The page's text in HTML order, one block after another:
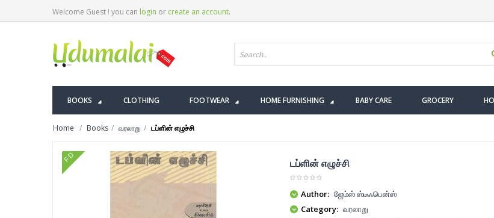
Welcome Guest ! you can login or create an account.
BOOKS CLOTHING FOOTWEAR HOME FURNISHING BABY CARE GROCERY
Home Books வரலாறு டப்ளின் எழுச்சி
FD டப்ளின் எழுச்சி
Author: ஜேம்ஸ் ஸ்டீஃபென்ஸ்
Category: வரலாறு